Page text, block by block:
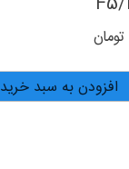
تومان
افزودن به سبد خرید